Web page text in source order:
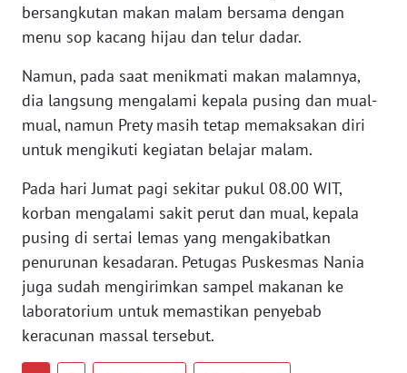
bersangkutan makan malam bersama dengan
menu sop kacang hijau dan telur dadar.
Namun, pada saat menikmati makan malamnya,
dia langsung mengalami kepala pusing dan mual-
mual, namun Prety masih tetap memaksakan diri
untuk mengikuti kegiatan belajar malam.
Pada hari Jumat pagi sekitar pukul 08.00 WIT,
korban mengalami sakit perut dan mual, kepala
pusing di sertai lemas yang mengakibatkan
penurunan kesadaran. Petugas Puskesmas Nania
juga sudah mengirimkan sampel makanan ke
laboratorium untuk memastikan penyebab
keracunan massal tersebut.
WN
WN
SERAMBI
JAMBI
WN
SULTRA
WN